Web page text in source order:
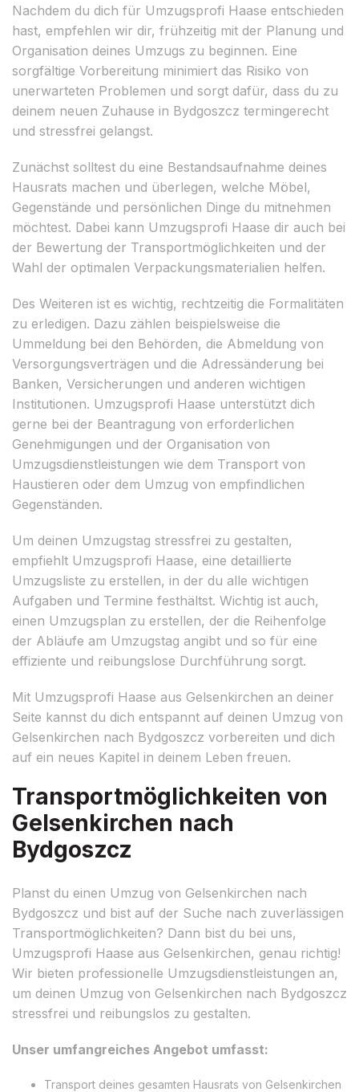
Nachdem du dich für Umzugsprofi Haase entschieden
hast, empfehlen wir dir, frühzeitig mit der Planung und
Organisation deines Umzugs zu beginnen. Eine
sorgfältige Vorbereitung minimiert das Risiko von
unerwarteten Problemen und sorgt dafür, dass du zu
deinem neuen Zuhause in Bydgoszcz termingerecht
und stressfrei gelangst.
Zunächst solltest du eine Bestandsaufnahme deines
Hausrats machen und überlegen, welche Möbel,
Gegenstände und persönlichen Dinge du mitnehmen
möchtest. Dabei kann Umzugsprofi Haase dir auch bei
der Bewertung der Transportmöglichkeiten und der
Wahl der optimalen Verpackungsmaterialien helfen.
Des Weiteren ist es wichtig, rechtzeitig die Formalitäten
zu erledigen. Dazu zählen beispielsweise die
Ummeldung bei den Behörden, die Abmeldung von
Versorgungsverträgen und die Adressänderung bei
Banken, Versicherungen und anderen wichtigen
Institutionen. Umzugsprofi Haase unterstützt dich
gerne bei der Beantragung von erforderlichen
Genehmigungen und der Organisation von
Umzugsdienstleistungen wie dem Transport von
Haustieren oder dem Umzug von empfindlichen
Gegenständen.
Um deinen Umzugstag stressfrei zu gestalten,
empfiehlt Umzugsprofi Haase, eine detaillierte
Umzugsliste zu erstellen, in der du alle wichtigen
Aufgaben und Termine festhältst. Wichtig ist auch,
einen Umzugsplan zu erstellen, der die Reihenfolge
der Abläufe am Umzugstag angibt und so für eine
effiziente und reibungslose Durchführung sorgt.
Mit Umzugsprofi Haase aus Gelsenkirchen an deiner
Seite kannst du dich entspannt auf deinen Umzug von
Gelsenkirchen nach Bydgoszcz vorbereiten und dich
auf ein neues Kapitel in deinem Leben freuen.
Transportmöglichkeiten von
Gelsenkirchen nach
Bydgoszcz
Planst du einen Umzug von Gelsenkirchen nach
Bydgoszcz und bist auf der Suche nach zuverlässigen
Transportmöglichkeiten? Dann bist du bei uns,
Umzugsprofi Haase aus Gelsenkirchen, genau richtig!
Wir bieten professionelle Umzugsdienstleistungen an,
um deinen Umzug von Gelsenkirchen nach Bydgoszcz
stressfrei und reibungslos zu gestalten.
Unser umfangreiches Angebot umfasst:
Transport deines gesamten Hausrats von Gelsenkirchen